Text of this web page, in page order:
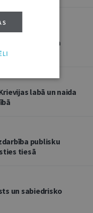
ka uztura
kā negodīga
labā un naida
publisku
tiesā
un sabiedrisko